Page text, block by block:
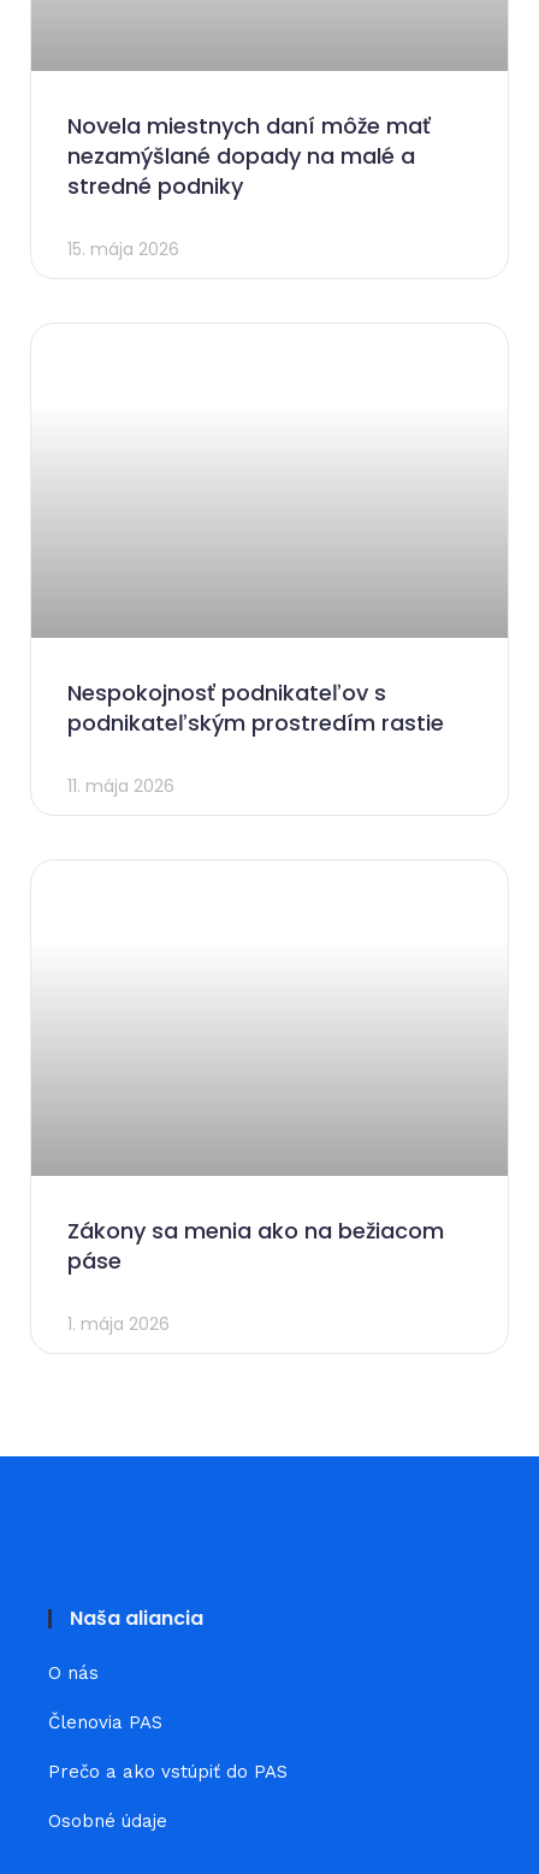
Novela miestnych daní môže mať
nezamýšlané dopady na malé a
stredné podniky
15. mája 2026
Nespokojnosť podnikateľov s
podnikateľským prostredím rastie
11. mája 2026
Zákony sa menia ako na bežiacom
páse
1. mája 2026
Naša aliancia
O nás
Členovia PAS
Prečo a ako vstúpiť do PAS
Osobné údaje